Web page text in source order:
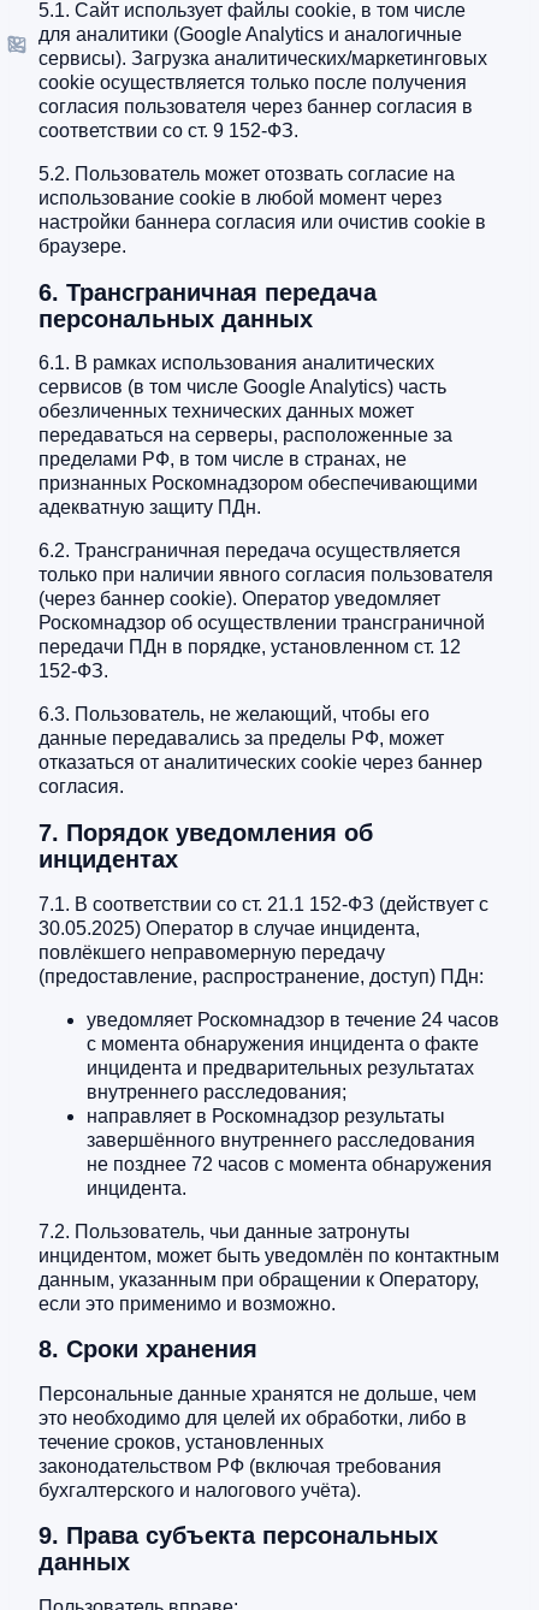
5.1. Сайт использует файлы cookie, в том числе
для аналитики (Google Analytics и аналогичные
сервисы). Загрузка аналитических/маркетинговых
cookie осуществляется только после получения
согласия пользователя через баннер согласия в
соответствии со ст. 9 152-ФЗ.
5.2. Пользователь может отозвать согласие на
использование cookie в любой момент через
настройки баннера согласия или очистив cookie в
браузере.
6. Трансграничная передача
персональных данных
6.1. В рамках использования аналитических
сервисов (в том числе Google Analytics) часть
обезличенных технических данных может
передаваться на серверы, расположенные за
пределами РФ, в том числе в странах, не
признанных Роскомнадзором обеспечивающими
адекватную защиту ПДн.
6.2. Трансграничная передача осуществляется
только при наличии явного согласия пользователя
(через баннер cookie). Оператор уведомляет
Роскомнадзор об осуществлении трансграничной
передачи ПДн в порядке, установленном ст. 12
152-ФЗ.
6.3. Пользователь, не желающий, чтобы его
данные передавались за пределы РФ, может
отказаться от аналитических cookie через баннер
согласия.
7. Порядок уведомления об
инцидентах
7.1. В соответствии со ст. 21.1 152-ФЗ (действует с
30.05.2025) Оператор в случае инцидента,
повлёкшего неправомерную передачу
(предоставление, распространение, доступ) ПДн:
уведомляет Роскомнадзор в течение 24 часов
с момента обнаружения инцидента о факте
инцидента и предварительных результатах
внутреннего расследования;
направляет в Роскомнадзор результаты
завершённого внутреннего расследования
не позднее 72 часов с момента обнаружения
инцидента.
7.2. Пользователь, чьи данные затронуты
инцидентом, может быть уведомлён по контактным
данным, указанным при обращении к Оператору,
если это применимо и возможно.
8. Сроки хранения
Персональные данные хранятся не дольше, чем
это необходимо для целей их обработки, либо в
течение сроков, установленных
законодательством РФ (включая требования
бухгалтерского и налогового учёта).
9. Права субъекта персональных
данных